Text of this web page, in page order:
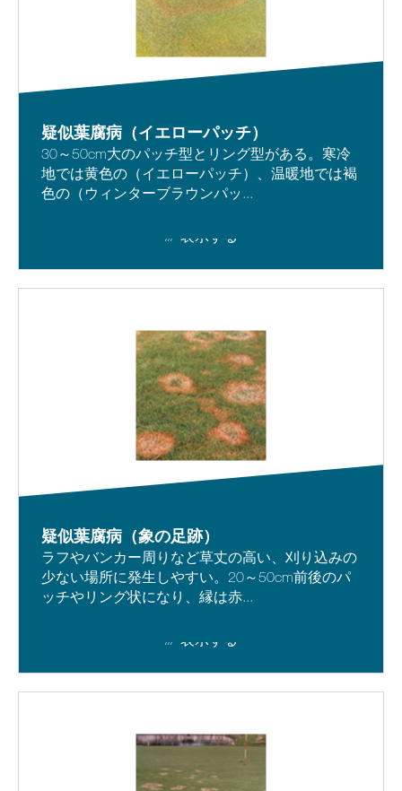
疑似葉腐病（イエローパッチ）
30～50cm大のパッチ型とリング型がある。寒冷
地では黄色の（イエローパッチ）、温暖地では褐
色の（ウィンターブラウンパッ...
表示する
疑似葉腐病（象の足跡）
ラフやバンカー周りなど草丈の高い、刈り込みの
少ない場所に発生しやすい。20～50cm前後のパ
ッチやリング状になり、縁は赤...
表示する